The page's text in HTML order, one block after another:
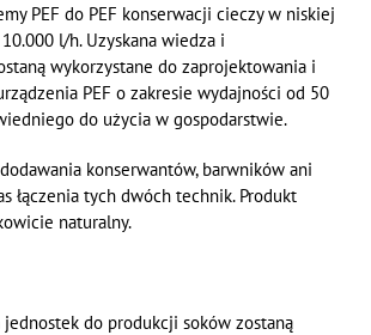
PEF do PEF konserwacji cieczy w niskiej
l/h. Uzyskana wiedza i
wykorzystane do zaprojektowania i
PEF o zakresie wydajności od 50
do użycia w gospodarstwie.
konserwantów, barwników ani
łączenia tych dwóch technik. Produkt
naturalny.
jednostek do produkcji soków zostaną